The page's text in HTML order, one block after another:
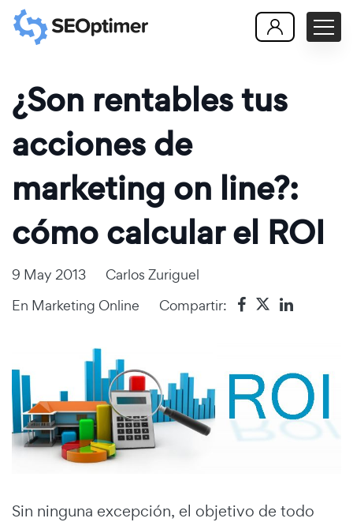
¿Son rentables tus
acciones de
marketing on line?:
cómo calcular el ROI
9 May 2013
Carlos Zuriguel
En Marketing Online Compartir:
Sin ninguna excepción, el objetivo de todo